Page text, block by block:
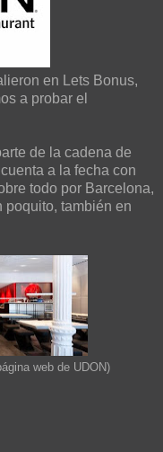
en Lets Bonus,
a probar el
de la cadena de
a la fecha con
todo por Barcelona,
poquito, también en
web de UDON)